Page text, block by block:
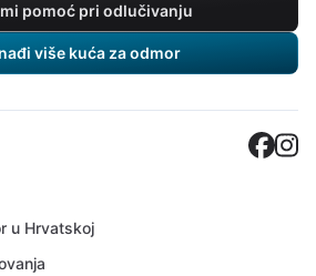
pomoć pri odlučivanju
više kuća za odmor
u Hrvatskoj